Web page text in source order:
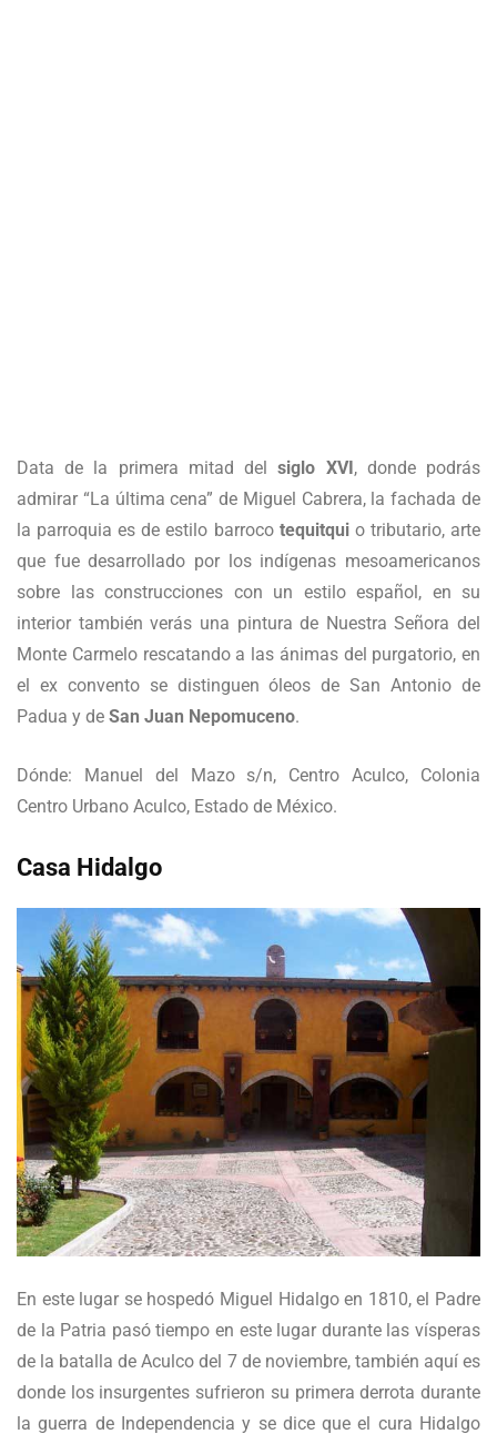
Data de la primera mitad delsiglo XVI , donde podrás
admirar “La última cena” de Miguel Cabrera, la fachada de
la parroquia es de estilo barroco tequitquio tributario, arte
que fue desarrollado por los indígenas mesoamericanos
sobre las construcciones con un estilo español, en su
interior también verás una pintura de Nuestra Señora del
Monte Carmelo rescatando a las ánimas del purgatorio, en
el ex convento se distinguen óleos de San Antonio de
Padua y de San Juan Nepomuceno.
Dónde: Manuel del Mazo s/n, Centro Aculco, Colonia
Centro Urbano Aculco, Estado de México.
Casa Hidalgo
En este lugar se hospedó Miguel Hidalgo en 1810, el Padre
de la Patria pasó tiempo en este lugar durante las vísperas
de la batalla de Aculco del 7 de noviembre, también aquí es
donde los insurgentes sufrieron su primera derrota durante
la guerra de Independencia y se dice que el cura Hidalgo